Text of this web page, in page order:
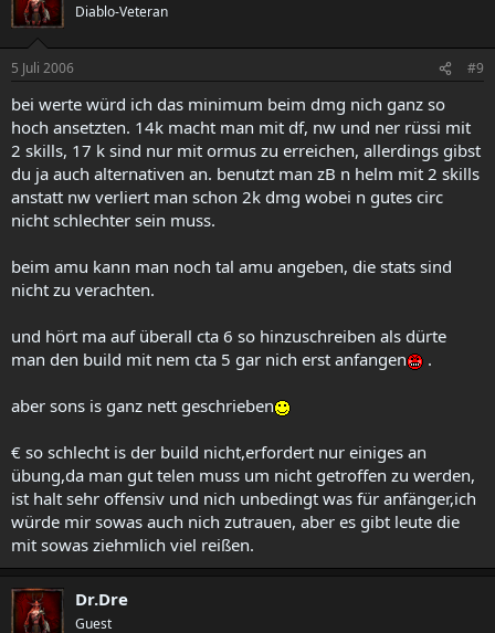
Diablo-Veteran
5 Juli 2006 #9
bei werte würd ich das minimum beim dmg nich ganz so
hoch ansetzten. 14k macht man mit df, nw und ner rüssi mit
2 skills, 17 k sind nur mit ormus zu erreichen, allerdings gibst
du ja auch alternativen an. benutzt man zB n helm mit 2 skills
anstatt nw verliert man schon 2k dmg wobei n gutes circ
nicht schlechter sein muss.
beim amu kann man noch tal amu angeben, die stats sind
nicht zu verachten.
und hört ma auf überall cta 6 so hinzuschreiben als dürte
man den build mit nem cta 5 gar nich erst anfangen
.
aber sons is ganz nett geschrieben
€ so schlecht is der build nicht,erfordert nur einiges an
übung,da man gut telen muss um nicht getroffen zu werden,
ist halt sehr offensiv und nich unbedingt was für anfänger,ich
würde mir sowas auch nich zutrauen, aber es gibt leute die
mit sowas ziehmlich viel reißen.
Dr.Dre
Guest